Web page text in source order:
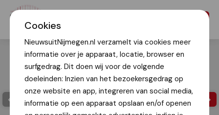
Cookies
NieuwsuitNijmegen.nl verzamelt via cookies meer
informatie over je apparaat, locatie, browser en
surfgedrag. Dit doen wij voor de volgende
doeleinden: Inzien van het bezoekersgedrag op
onze website en app, integreren van social media,
informatie op een apparaat opslaan en/of openen